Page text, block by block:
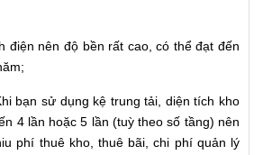
điện nên độ bền rất cao, có thể đạt đến
bạn sử dụng kệ trung tải, diện tích kho
4 lần hoặc 5 lần (tuỳ theo số tầng) nên
phí thuê kho, thuê bãi, chi phí quản lý